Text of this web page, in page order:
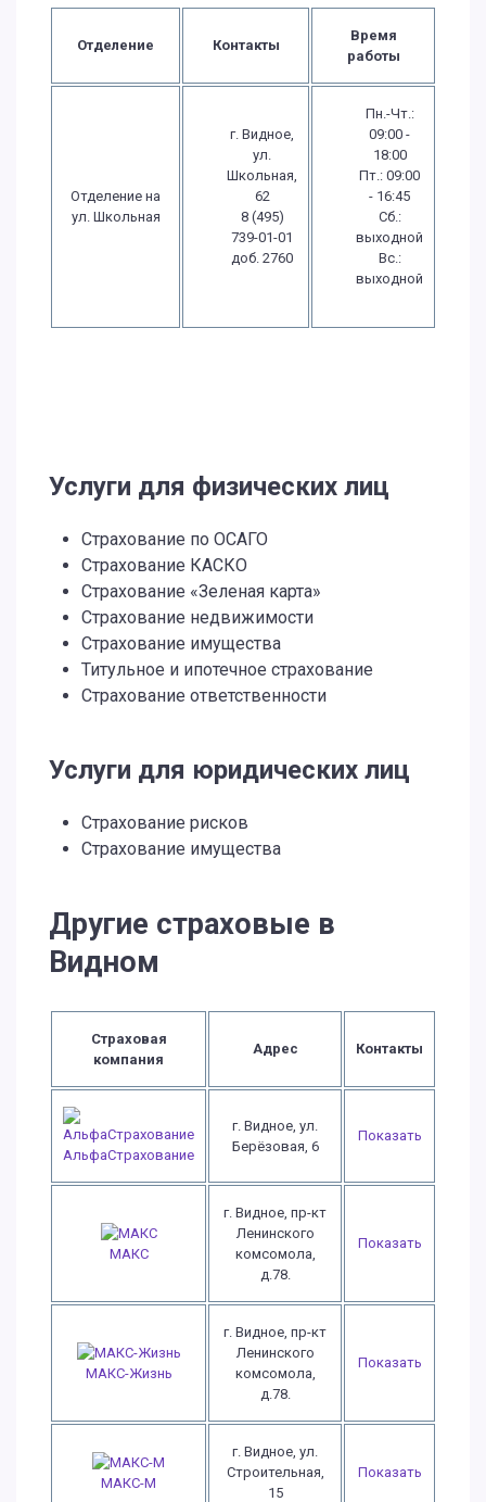
Отделение Контакты
Время
работы
Отделение на
ул. Школьная
г. Видное,
ул.
Школьная,
62
8 (495)
739-01-01
доб. 2760
Пн.-Чт.:
09:00 -
18:00
Пт.: 09:00
- 16:45
Сб.:
выходной
Вс.:
выходной
Услуги для физических лиц
Страхование по ОСАГО
Страхование КАСКО
Страхование «Зеленая карта»
Страхование недвижимости
Страхование имущества
Титульное и ипотечное страхование
Страхование ответственности
Услуги для юридических лиц
Страхование рисков
Страхование имущества
Другие страховые в
Видном
Страховая
компания
Адрес Контакты
АльфаСтрахование
г. Видное, ул.
Берёзовая, 6
Показать
МАКС
г. Видное, пр-кт
Ленинского
комсомола,
д.78.
Показать
МАКС-Жизнь
г. Видное, пр-кт
Ленинского
комсомола,
д.78.
Показать
МАКС-М
г. Видное, ул.
Строительная,
15
Показать